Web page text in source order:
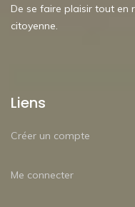
De se faire plaisir tout en
citoyenne.
Liens
Créer un compte
Me connecter